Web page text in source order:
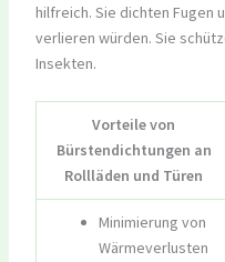
hilfreich. Sie dichten Fugen
verlieren würden. Sie
Insekten.
Vorteile von
Bürstendichtungen an
Rollläden und Türen
Minimierung von
Wärmeverlusten